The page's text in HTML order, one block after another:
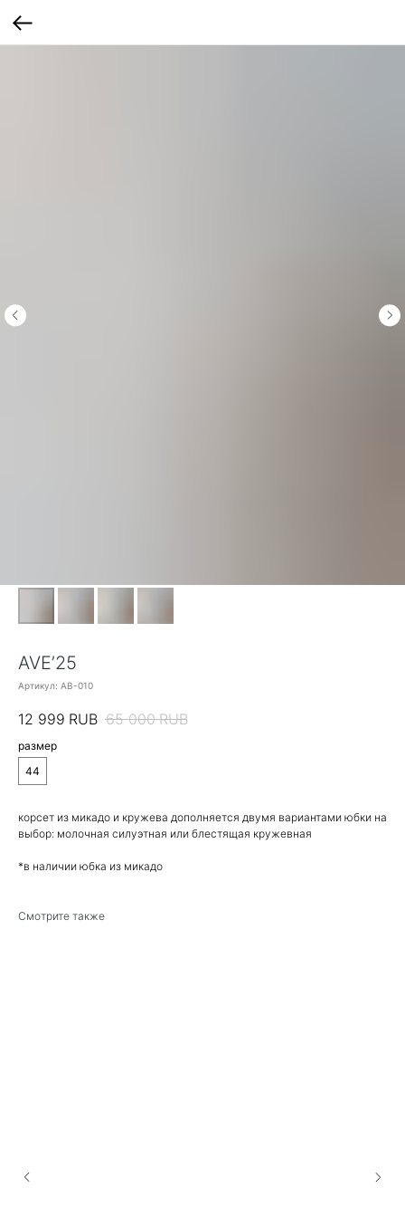
AVE’25
Артикул: АВ-010
12 999 RUB 65 000 RUB
размер
44
корсет из микадо и кружева дополняется двумя вариантами юбки на
выбор: молочная силуэтная или блестящая кружевная
*в наличии юбка из микадо
Смотрите также